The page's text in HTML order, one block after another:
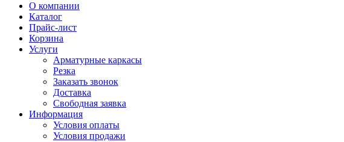
О компании
Каталог
Прайс-лист
Корзина
Услуги
Арматурные каркасы
Резка
Заказать звонок
Доставка
Свободная заявка
Информация
Условия оплаты
Условия продажи